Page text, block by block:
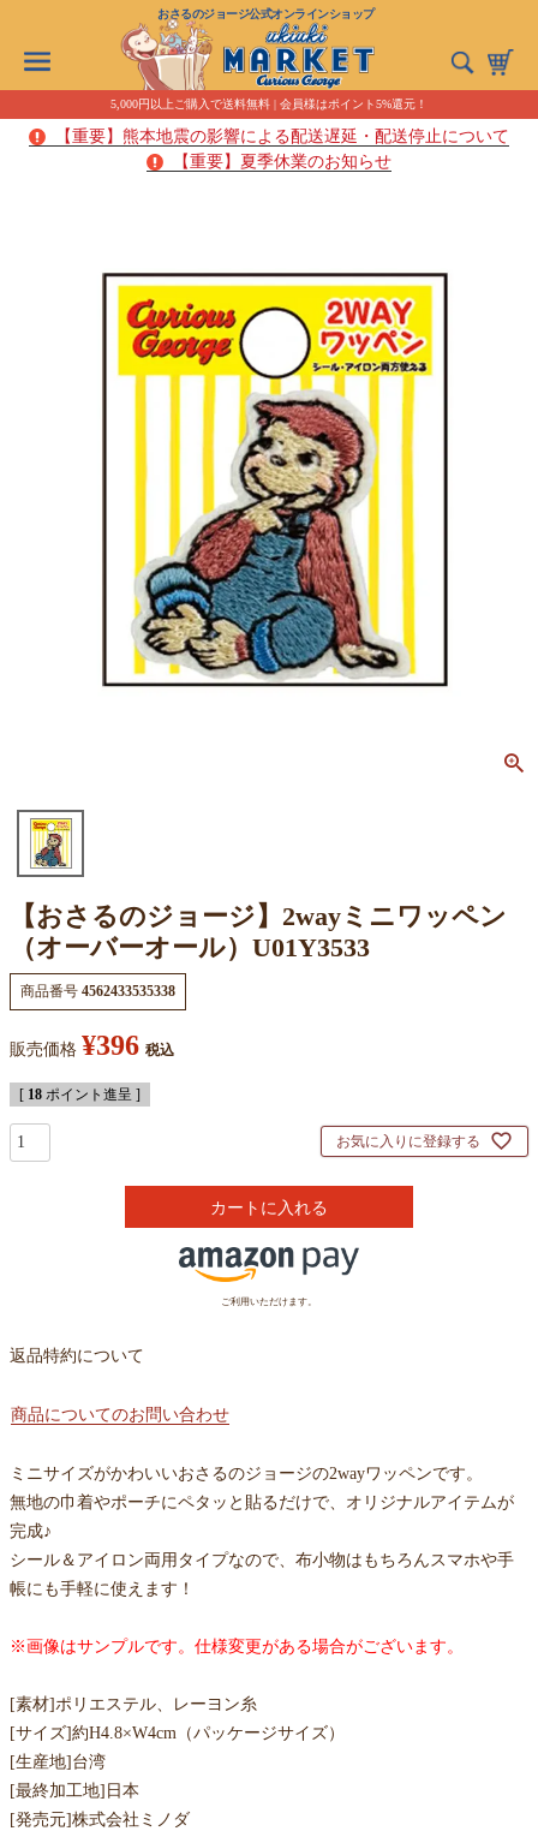
おさるのジョージ公式オンラインショップ
5,000円以上ご購入で送料無料 | 会員様はポイント5%還元！
【重要】熊本地震の影響による配送遅延・配送停止について
【重要】夏季休業のお知らせ
【おさるのジョージ】2wayミニワッペン
（オーバーオール）U01Y3533
商品番号 4562433535338
販売価格 ¥396 税込
[ 18 ポイント進呈 ]
お気に入りに登録する
カートに入れる
ご利用いただけます。
返品特約について
商品についてのお問い合わせ
ミニサイズがかわいいおさるのジョージの2wayワッペンです。
無地の巾着やポーチにペタッと貼るだけで、オリジナルアイテムが
完成♪
シール＆アイロン両用タイプなので、布小物はもちろんスマホや手
帳にも手軽に使えます！
※画像はサンプルです。仕様変更がある場合がございます。
[素材]ポリエステル、レーヨン糸
[サイズ]約H4.8×W4cm（パッケージサイズ）
[生産地]台湾
[最終加工地]日本
[発売元]株式会社ミノダ